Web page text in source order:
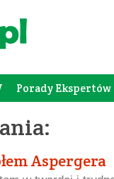
Porady Ekspertów
Aspergera